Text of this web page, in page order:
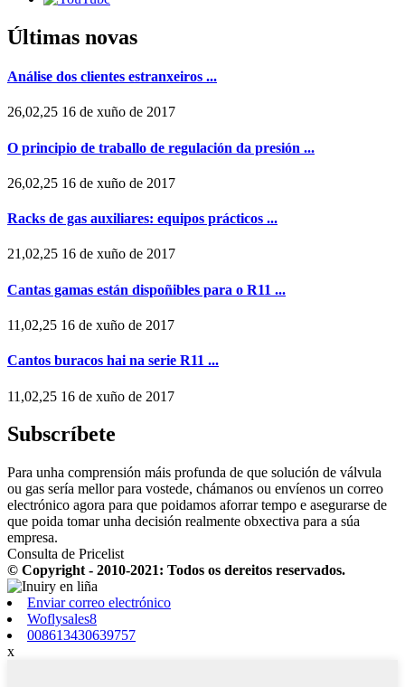
Últimas novas
Análise dos clientes estranxeiros ...
26,02,25 16 de xuño de 2017
O principio de traballo de regulación da presión ...
26,02,25 16 de xuño de 2017
Racks de gas auxiliares: equipos prácticos ...
21,02,25 16 de xuño de 2017
Cantas gamas están dispoñibles para o R11 ...
11,02,25 16 de xuño de 2017
Cantos buracos hai na serie R11 ...
11,02,25 16 de xuño de 2017
Subscríbete
Para unha comprensión máis profunda de que solución de válvula
ou gas sería mellor para vostede, chámanos ou envíenos un correo
electrónico agora para que poidamos aforrar tempo e asegurarse de
que poida tomar unha decisión realmente obxectiva para a súa
empresa.
Consulta de Pricelist
© Copyright - 2010-2021: Todos os dereitos reservados.
Enviar correo electrónico
Woflysales8
008613430639757
x